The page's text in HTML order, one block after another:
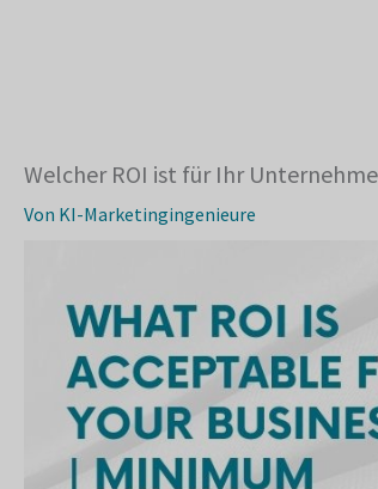
Welcher ROI ist für Ihr
Von KI-Marketingingenieure